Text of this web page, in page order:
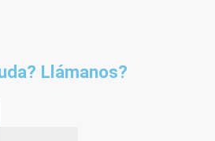
Llámanos?